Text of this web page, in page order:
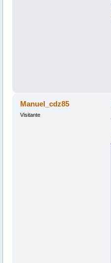
Manuel_cdz85
Visitante